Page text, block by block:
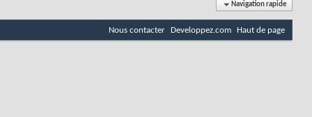
Navigation rapide
Nous contacter Developpez.com Haut de page